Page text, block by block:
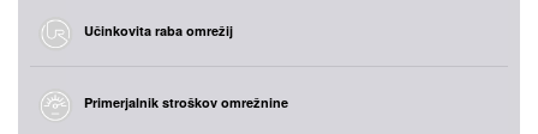
Učinkovita raba omrežij
Primerjalnik stroškov omrežnine